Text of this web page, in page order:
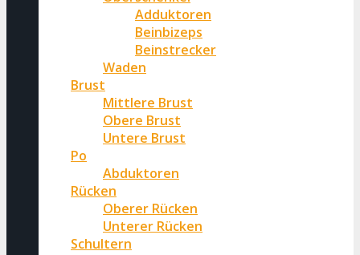
Adduktoren
Beinbizeps
Beinstrecker
Waden
Brust
Mittlere Brust
Obere Brust
Untere Brust
Po
Abduktoren
Rücken
Oberer Rücken
Unterer Rücken
Schultern